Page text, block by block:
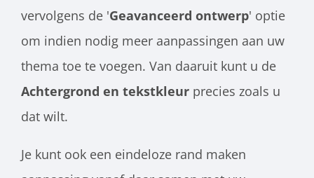
vervolgens de 'Geavanceerd ontwerp' optie
om indien nodig meer aanpassingen aan uw
thema toe te voegen. Van daaruit kunt u de
Achtergrond en tekstkleur precies zoals u
dat wilt.
Je kunt ook een eindeloze rand maken